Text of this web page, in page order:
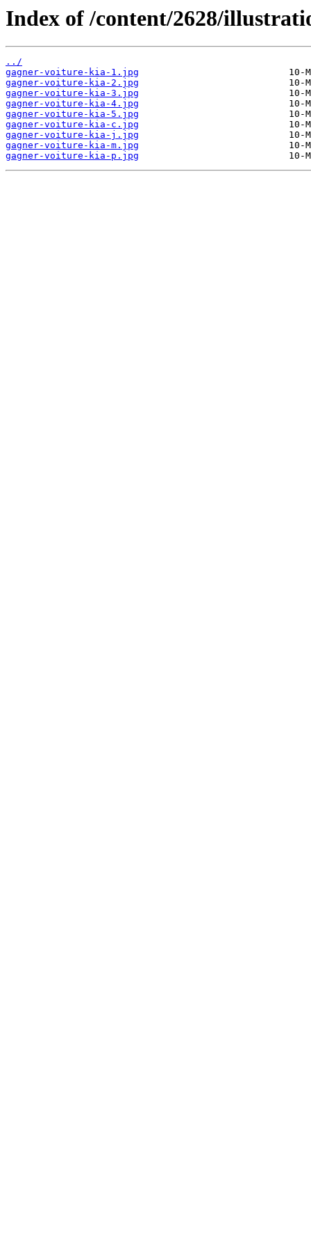
Index of /content/2628/
../
gagner-voiture-kia-1.jpg
gagner-voiture-kia-2.jpg
gagner-voiture-kia-3.jpg
gagner-voiture-kia-4.jpg
gagner-voiture-kia-5.jpg
gagner-voiture-kia-c.jpg
gagner-voiture-kia-j.jpg
gagner-voiture-kia-m.jpg
gagner-voiture-kia-p.jpg